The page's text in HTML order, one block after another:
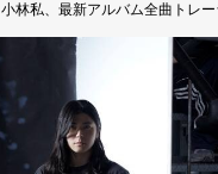
小林私、最新アルバム全曲トレーラー＆